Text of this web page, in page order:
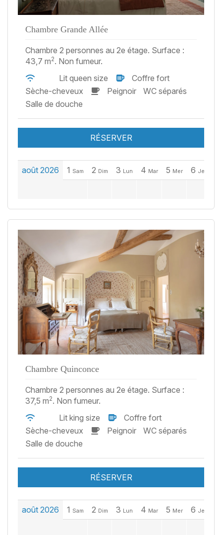
Chambre Grande Allée
Chambre 2 personnes au 2e étage. Surface :
43,7 m2. Non fumeur.
Lit queen size
Coffre fort
Sèche-cheveux
Peignoir
WC séparés
Salle de douche
RÉSERVER
août 2026 1 Sam 2 Dim 3 Lun 4 Mar 5 Mer 6 Jeu
Chambre Quinconce
Chambre 2 personnes au 2e étage. Surface :
37,5 m2. Non fumeur.
Lit king size
Coffre fort
Sèche-cheveux
Peignoir
WC séparés
Salle de douche
RÉSERVER
août 2026 1 Sam 2 Dim 3 Lun 4 Mar 5 Mer 6 Jeu